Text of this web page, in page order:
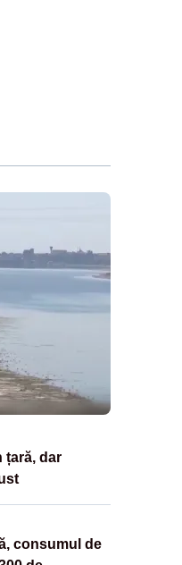
țară, dar
consumul de